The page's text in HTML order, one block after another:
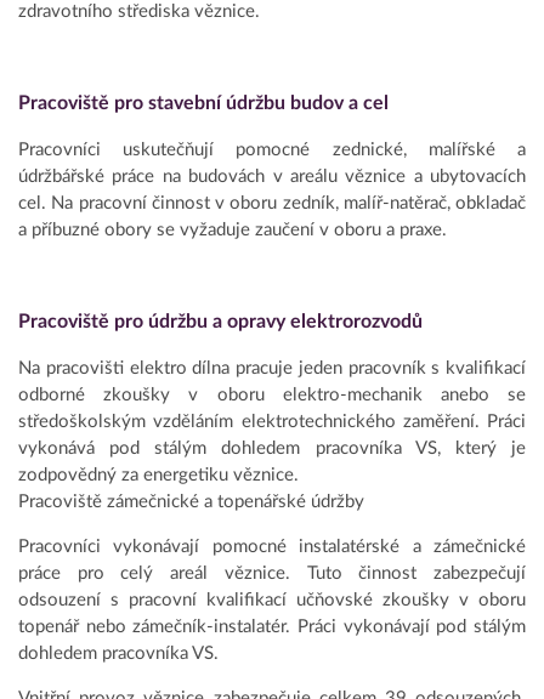
zdravotního střediska věznice.
Pracoviště pro stavební údržbu budov a cel
Pracovníci uskutečňují pomocné zednické, malířské a
údržbářské práce na budovách v areálu věznice a ubytovacích
cel. Na pracovní činnost v oboru zedník, malíř-natěrač, obkladač
a příbuzné obory se vyžaduje zaučení v oboru a praxe.
Pracoviště pro údržbu a opravy elektrorozvodů
Na pracovišti elektro dílna pracuje jeden pracovník s kvalifikací
odborné zkoušky v oboru elektro-mechanik anebo se
středoškolským vzděláním elektrotechnického zaměření. Práci
vykonává pod stálým dohledem pracovníka VS, který je
zodpovědný za energetiku věznice.
Pracoviště zámečnické a topenářské údržby
Pracovníci vykonávají pomocné instalatérské a zámečnické
práce pro celý areál věznice. Tuto činnost zabezpečují
odsouzení s pracovní kvalifikací učňovské zkoušky v oboru
topenář nebo zámečník-instalatér. Práci vykonávají pod stálým
dohledem pracovníka VS.